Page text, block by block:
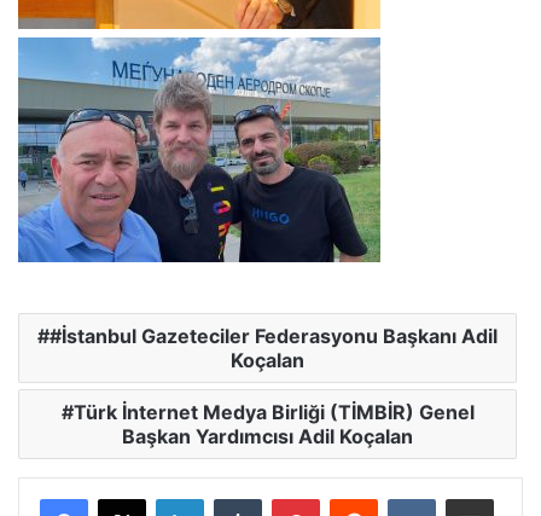
#İstanbul Gazeteciler Federasyonu Başkanı Adil
Koçalan
Türk İnternet Medya Birliği (TİMBİR) Genel
Başkan Yardımcısı Adil Koçalan
Facebook
X LinkedInTumblr PinterestReddit VKontakteE-Posta ile paylaş